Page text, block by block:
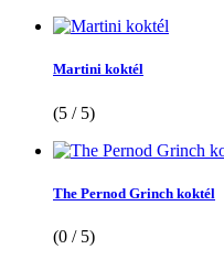
Martini koktél
(5 / 5)
The Pernod Grinch koktél
(0 / 5)